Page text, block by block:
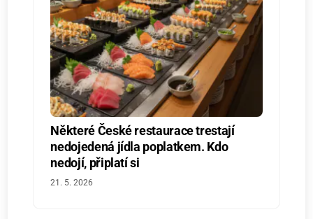
Některé České restaurace trestají
nedojedená jídla poplatkem. Kdo
nedojí, připlatí si
21. 5. 2026